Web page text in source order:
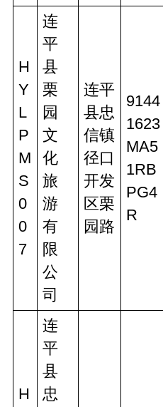
H
Y
L
P
M
S
0
0
7
连
平
县
栗
园
文
化
旅
游
有
限
公
司
连平
县忠
信镇
径口
开发
区栗
园路
9144
1623
MA5
1RB
PG4
R
H
连
平
县
忠